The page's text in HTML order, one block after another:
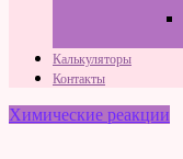
Калькуляторы
Контакты
Химические реакции